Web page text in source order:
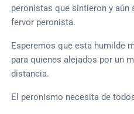
peronistas que sintieron y aún
fervor peronista.
Esperemos que esta humilde
para quienes alejados por un
distancia.
El peronismo necesita de